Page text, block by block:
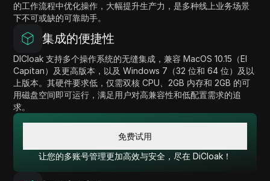
的工作流程中优化操作，大幅提升生产力，是多种线上业务场景
下不可或缺的可靠助手。
集成的便捷性
DICloak 支持多个操作系统的无缝集成，兼容 MacOS 10.15（El
Capitan）及更高版本，以及 Windows 7（32 位和 64 位）及以
上版本。其硬件要求低，仅需双核 CPU、2GB 内存和 2GB 的可
用磁盘空间即可运行，满足用户对高兼容性和低配置需求的追
求。
免费试用
让您的多账号管理更加高效与安全，尽在 DiCloak！